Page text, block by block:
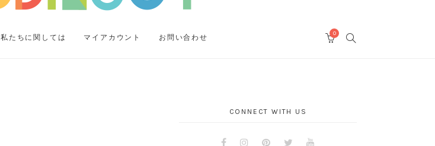
私たちに関しては マイアカウント お問い合わせ
SEARCH
0
CONNECT WITH US
FacebookInstagramPinterestTwitter